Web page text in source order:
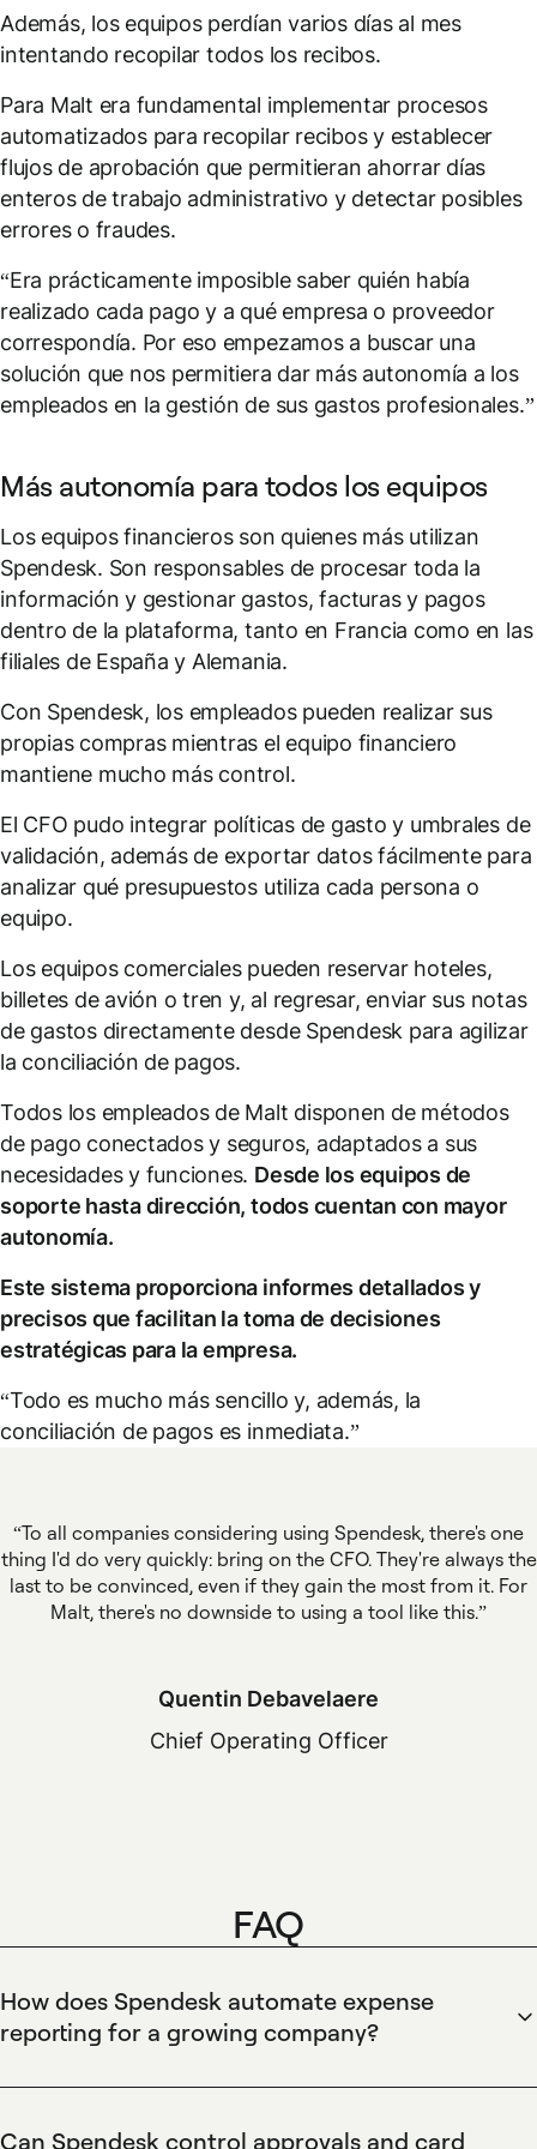
Además, los equipos perdían varios días al mes
intentando recopilar todos los recibos.
Para Malt era fundamental implementar procesos
automatizados para recopilar recibos y establecer
flujos de aprobación que permitieran ahorrar días
enteros de trabajo administrativo y detectar posibles
errores o fraudes.
“Era prácticamente imposible saber quién había
realizado cada pago y a qué empresa o proveedor
correspondía. Por eso empezamos a buscar una
solución que nos permitiera dar más autonomía a los
empleados en la gestión de sus gastos profesionales.”
Más autonomía para todos los equipos
Los equipos financieros son quienes más utilizan
Spendesk. Son responsables de procesar toda la
información y gestionar gastos, facturas y pagos
dentro de la plataforma, tanto en Francia como en las
filiales de España y Alemania.
Con Spendesk, los empleados pueden realizar sus
propias compras mientras el equipo financiero
mantiene mucho más control.
El CFO pudo integrar políticas de gasto y umbrales de
validación, además de exportar datos fácilmente para
analizar qué presupuestos utiliza cada persona o
equipo.
Los equipos comerciales pueden reservar hoteles,
billetes de avión o tren y, al regresar, enviar sus notas
de gastos directamente desde Spendesk para agilizar
la conciliación de pagos.
Todos los empleados de Malt disponen de métodos
de pago conectados y seguros, adaptados a sus
necesidades y funciones. Desde los equipos de
soporte hasta dirección, todos cuentan con mayor
autonomía.
Este sistema proporciona informes detallados y
precisos que facilitan la toma de decisiones
estratégicas para la empresa.
“Todo es mucho más sencillo y, además, la
conciliación de pagos es inmediata.”
To all companies considering using Spendesk, there's one
thing I'd do very quickly: bring on the CFO. They're always the
last to be convinced, even if they gain the most from it. For
Malt, there's no downside to using a tool like this.
Quentin Debavelaere
Chief Operating Officer
FAQ
How does Spendesk automate expense
reporting for a growing company?
receipts, matching them to transactions, and routing claims
through configurable approval workflows. Spendesk
Can Spendesk control approvals and card